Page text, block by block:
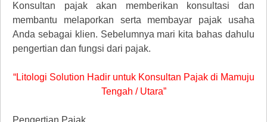
Konsultan pajak akan memberikan konsultasi dan
membantu melaporkan serta membayar pajak usaha
Anda sebagai klien. Sebelumnya mari kita bahas dahulu
pengertian dan fungsi dari pajak.
“Litologi Solution Hadir untuk Konsultan Pajak di Mamuju
Tengah / Utara”